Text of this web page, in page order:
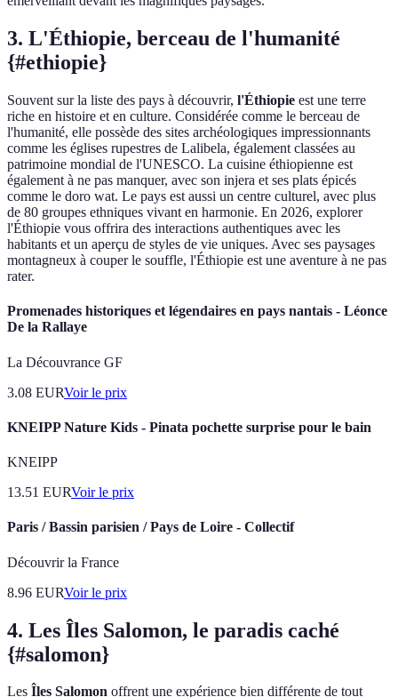
3. L'Éthiopie, berceau de l'humanité
{#ethiopie}
Souvent sur la liste des pays à découvrir, l'Éthiopie est une terre
riche en histoire et en culture. Considérée comme le berceau de
l'humanité, elle possède des sites archéologiques impressionnants
comme les églises rupestres de Lalibela, également classées au
patrimoine mondial de l'UNESCO. La cuisine éthiopienne est
également à ne pas manquer, avec son injera et ses plats épicés
comme le doro wat. Le pays est aussi un centre culturel, avec plus
de 80 groupes ethniques vivant en harmonie. En 2026, explorer
l'Éthiopie vous offrira des interactions authentiques avec les
habitants et un aperçu de styles de vie uniques. Avec ses paysages
montagneux à couper le souffle, l'Éthiopie est une aventure à ne pas
rater.
Promenades historiques et légendaires en pays nantais - Léonce
De la Rallaye
La Découvrance GF
3.08 EURVoir le prix
KNEIPP Nature Kids - Pinata pochette surprise pour le bain
KNEIPP
13.51 EURVoir le prix
Paris / Bassin parisien / Pays de Loire - Collectif
Découvrir la France
8.96 EURVoir le prix
4. Les Îles Salomon, le paradis caché
{#salomon}
Les Îles Salomon offrent une expérience bien différente de tout